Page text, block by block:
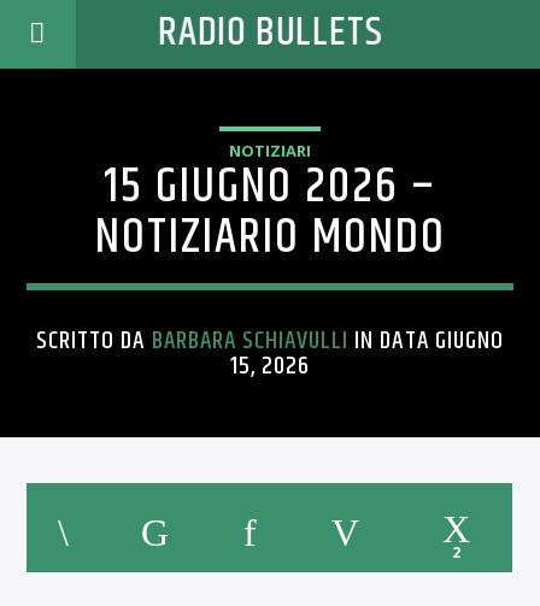
RADIO BULLETS
NOTIZIARI
15 GIUGNO 2026 –
NOTIZIARIO MONDO
SCRITTO DA BARBARA SCHIAVULLI IN DATA GIUGNO
15, 2026
2